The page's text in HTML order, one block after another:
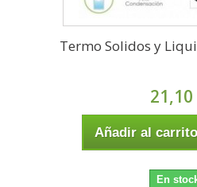
Termo Solidos y
21,10
Añadir al carrito
En